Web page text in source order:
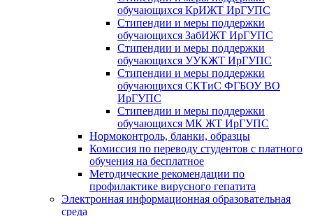
обучающихся КрИЖТ ИрГУПС
Стипендии и меры поддержки
обучающихся ЗабИЖТ ИрГУПС
Стипендии и меры поддержки
обучающихся УУКЖТ ИрГУПС
Стипендии и меры поддержки
обучающихся СКТиС ФГБОУ ВО
ИрГУПС
Стипендии и меры поддержки
обучающихся МК ЖТ ИрГУПС
Нормоконтроль, бланки, образцы
Комиссия по переводу студентов с платного
обучения на бесплатное
Методические рекомендации по
профилактике вирусного гепатита
Электронная информационная образовательная
среда